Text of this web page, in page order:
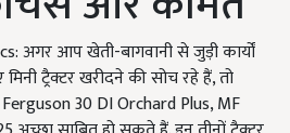
अगर आप खेती-बागवानी से जुड़ी कार्यों
ट्रैक्टर खरीदने की सोच रहे हैं, तो
30 DI Orchard Plus, MF